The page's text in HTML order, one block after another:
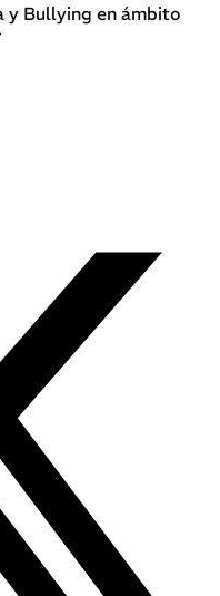
y Bullying en ámbito